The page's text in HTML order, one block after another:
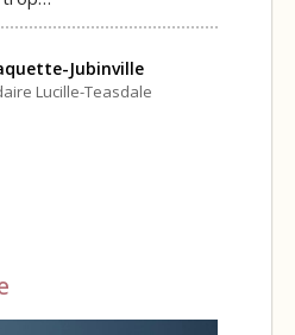
Jubinville
Lucille-Teasdale